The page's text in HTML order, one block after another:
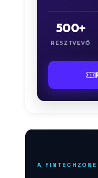
500+
RÉSZTVEVŐ
A